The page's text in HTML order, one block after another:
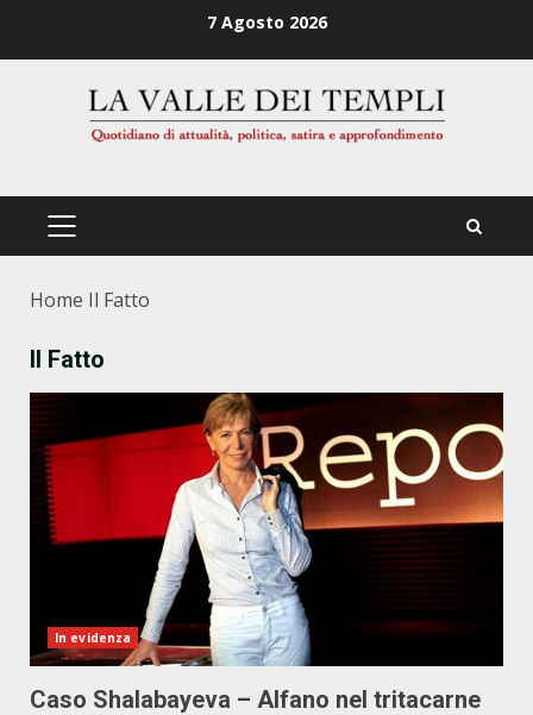
7 Agosto 2026
PRIMÄRES
Home Il Fatto
Il Fatto
In evidenza
Caso Shalabayeva – Alfano nel tritacarne